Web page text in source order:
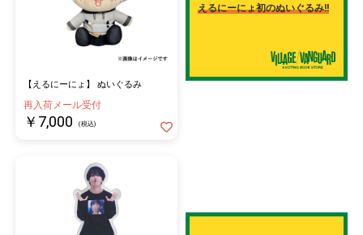
【えるにーにょ】 ぬいぐるみ
再入荷メール受付
￥7,000 (税込)
えるにーにょ初のぬいぐるみ!!